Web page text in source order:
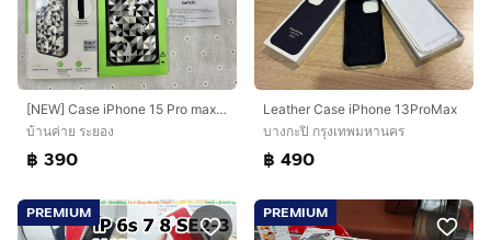
[NEW] Case iPhone 15 Pro max belkin แท้
บ้านค่าย ระยอง
฿ 390
Leather Case iPhone 13ProMax
บางกะปิ กรุงเทพมหานคร
฿ 490
PREMIUM PREMIUM